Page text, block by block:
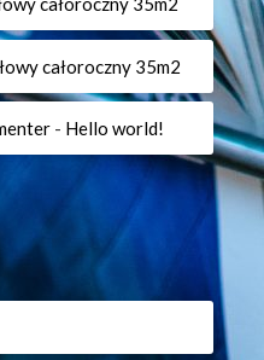
całoroczny 35m2
- Hello world!